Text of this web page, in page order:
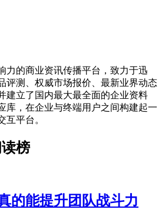
力的商业资讯传播平台，致力于迅
评测、权威市场报价、最新业界动态
建立了国内最大最全面的企业资料
库，在企业与终端用户之间构建起一
互平台。
榜
的能提升团队战斗力